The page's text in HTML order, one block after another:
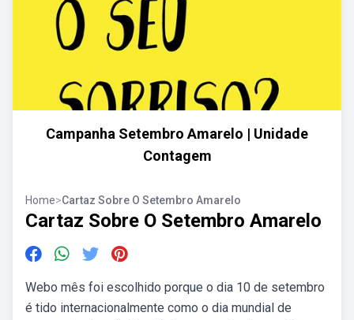
Campanha Setembro Amarelo | Unidade
Contagem
Home>Cartaz Sobre O Setembro Amarelo
Cartaz Sobre O Setembro Amarelo
Webo mês foi escolhido porque o dia 10 de setembro
é tido internacionalmente como o dia mundial de